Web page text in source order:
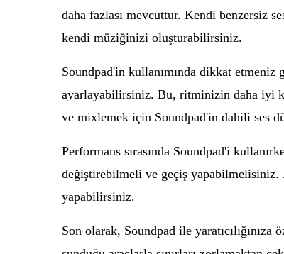
daha fazlası mevcuttur. Kendi benzersiz
kendi müziğinizi oluşturabilirsiniz.
Soundpad'in kullanımında dikkat
ayarlayabilirsiniz. Bu, ritminizin daha iyi
ve mixlemek için Soundpad'in dahili ses
Performans sırasında Soundpad'i
değiştirebilmeli ve geçiş yapabilmelisiniz.
yapabilirsiniz.
Son olarak, Soundpad ile